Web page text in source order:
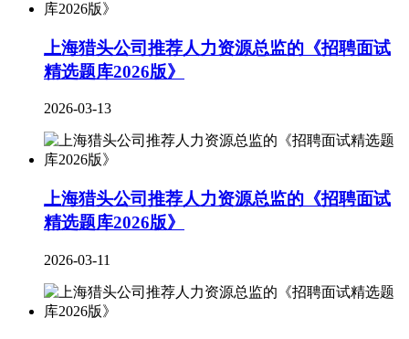
上海猎头公司推荐人力资源总监的《招聘面试
精选题库2026版》
2026-03-13
上海猎头公司推荐人力资源总监的《招聘面试
精选题库2026版》
2026-03-11